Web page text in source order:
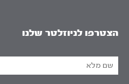
הצטרפו לניוזלטר שלנו